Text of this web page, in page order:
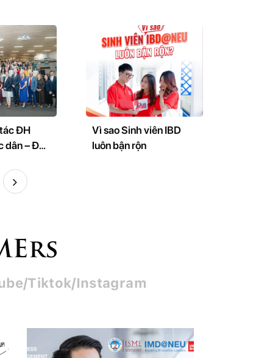
ĐH
dân – ĐH
kết đào
thái
Vì sao Sinh viên IBD
luôn bận rộn
Tiktok/Instagram